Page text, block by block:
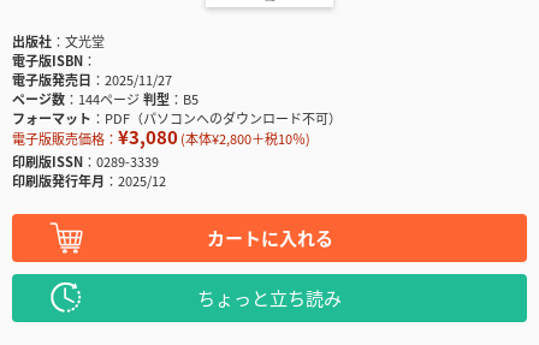
出版社
文光堂
電子版ISBN
電子版発売日
2025/11/27
ページ数
144ページ判型
B5
フォーマット
PDF（パソコンへのダウンロード不可）
電子版販売価格： ¥3,080(本体¥2,800＋税10％)
印刷版ISSN
0289-3339
印刷版発行年月
2025/12
カートに入れる
ちょっと立ち読み